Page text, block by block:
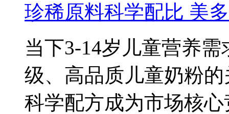
珍稀原料科学配比 美
当下3-14岁儿童营养
级、高品质儿童奶粉
科学配方成为市场核